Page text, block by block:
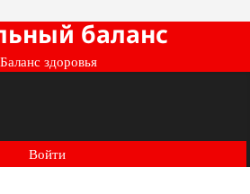
баланс
Баланс здоровья
Войти